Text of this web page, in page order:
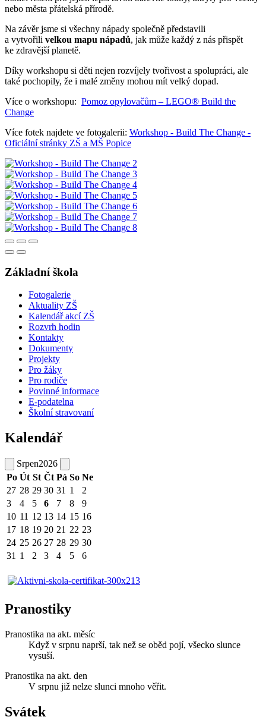
nebo města přátelská přírodě.
Na závěr jsme si všechny nápady společně představili
a vytvořili velkou mapu nápadů, jak může každý z nás přispět
ke zdravější planetě.
Díky workshopu si děti nejen rozvíjely tvořivost a spolupráci, ale
také pochopily, že i malé změny mohou mít velký dopad.
Více o workshopu: Pomoz opylovačům – LEGO® Build the
Change
Více fotek najdete ve fotogalerii: Workshop - Build The Change -
Oficiální stránky ZŠ a MŠ Popice
Základní škola
Fotogalerie
Aktuality ZŠ
Kalendář akcí ZŠ
Rozvrh hodin
Kontakty
Dokumenty
Projekty
Pro žáky
Pro rodiče
Povinné informace
E-podatelna
Školní stravovaní
Kalendář
Srpen2026
Po Út St Čt Pá So Ne
27 28 29 30 31 1
2
3
4 5 6 7 8
9
10 11 12 13 14 15 16
17 18 19 20 21 22 23
24 25 26 27 28 29 30
31 1 2 3 4 5 6
Pranostiky
Pranostika na akt. měsíc
Když v srpnu naprší, tak než se oběd pojí, všecko slunce
vysuší.
Pranostika na akt. den
V srpnu již nelze slunci mnoho věřit.
Svátek